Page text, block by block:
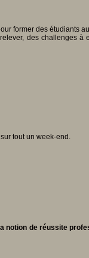
former des étudiants
des challenges à
tout un week-end.
de réussite